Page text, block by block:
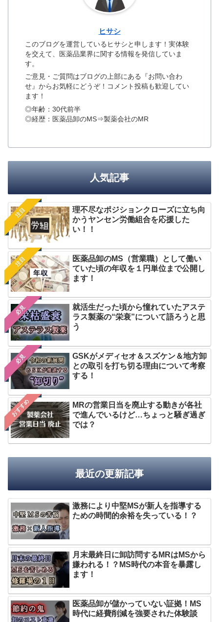
ヒサシ
このブログを運営しているヒサシと申します！実体験
を交えて、医薬品業界に関する情報を発信していま
す。
ご意見・ご質問はブログの上部にある『お問い合わ
せ』からお気軽にどうぞ！コメント投稿も歓迎してい
ます！
◎年齢：30代前半
◎経歴：医薬品卸のMS⇒製薬会社のMR
人気記事
注目
理不尽なポジションクローズに立ち向
かうヤンセン労働組合を応援した
い！！
注目
医薬品卸のMS（営業職）として働い
ていた頃の年収を１円単位まで公開し
ます！
必見
就活生だった頃から憧れていたアステ
ラス製薬の“栄衰”について語ろうと思
う
必見
GSKがメディセオ＆スズケン＆地方卸
との取引を打ち切る理由について考察
する！
おすすめ
MRの営業日当を廃止する動きが各社
で進んでいるけど…ちょっと騒ぎ過ぎ
では？
最近の更新記事
激務により中堅MSが新人を指導する
ための時間的余裕を失っている！？
月末最終日に卸訪問するMRはMSから
嫌われる！？MS時代の本音を暴露し
ます！
医薬品卸が儲かっていない証拠！MS
時代に経費削減を強要された体験談